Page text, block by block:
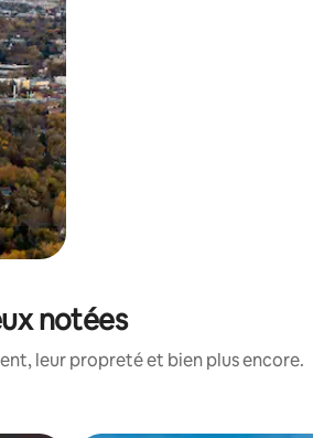
notées
leur propreté et bien plus encore.